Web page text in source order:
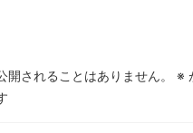
開されることはありません。 ※